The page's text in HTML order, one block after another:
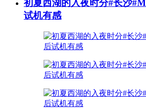
初夏西湖的入夜时分#长沙
试机有感